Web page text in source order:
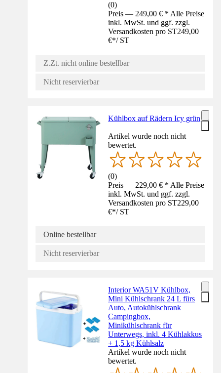
(0)
Preis — 249,00 € * Alle Preise
inkl. MwSt. und ggf. zzgl.
Versandkosten pro ST249,00
€*/ ST
Z.Zt. nicht online bestellbar
Nicht reservierbar
Kühlbox auf Rädern Icy grün
Artikel wurde noch nicht
bewertet.
(0)
Preis — 229,00 € * Alle Preise
inkl. MwSt. und ggf. zzgl.
Versandkosten pro ST229,00
€*/ ST
Online bestellbar
Nicht reservierbar
Interior WA51V Kühlbox,
Mini Kühlschrank 24 L fürs
Auto, Autokühlschrank
Campingbox,
Minikühlschrank für
Unterwegs, inkl. 4 Kühlakkus
+ 1,5 kg Kühlsalz
Artikel wurde noch nicht
bewertet.